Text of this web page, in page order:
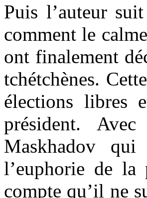
Puis l’auteur
comment le
ont finalement
tchétchènes.
élections libres
président.
Maskhadov
l’euphorie de
compte qu’il ne